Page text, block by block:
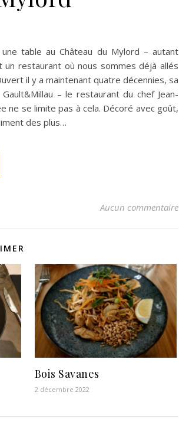
table au Château du Mylord – autant
restaurant où nous sommes déjà allés
il y a maintenant quatre décennies, sa
– le restaurant du chef Jean-
se limite pas à cela. Décoré avec goût,
des plus…
Aucun commentaire
Bois Savanes
2 décembre 2022